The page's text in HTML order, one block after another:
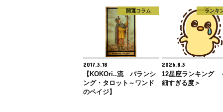
開運コラム
2017.3.18
【KOKOri..流 バランシ
ング・タロット～ワンド
のペイジ】
ランキ
2026.8.3
12星座ランキング
細すぎる度＞